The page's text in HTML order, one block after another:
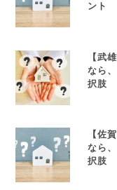
ント
【武
なら
択肢
【佐
なら
択肢